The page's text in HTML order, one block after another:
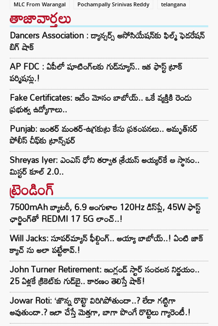
MLC From Warangal
Pochampally Srinivas Reddy telangana
తాజావార్తలు
Dancers Association : డ్యాన్సర్స్ అసోసియేషన్‌కు ఫిల్మ్ ఫెడరేషన్
బిగ్ షాక్
AP FDC : ఏపీలో షూటింగ్‌లకు గుడ్‌న్యూస్.. ఇక ఫాస్ట్ ట్రాక్
పర్మిషన్లు.!
Fake Certificates: ఇదేం మోసం బాబోయ్.. ఒకే వ్యక్తికి రెండు
ప్రభుత్వ ఉద్యోగాలు..
Punjab: జంతర్ మంతర్-ఉగ్రకుట్ర కేసు ప్రకంపనలు.. అమృత్‌సర్
పోలీస్ చీఫ్‌కు ట్రాన్స్‌ఫర్
Shreyas Iyer: ఎంఎస్ ధోని తర్వాత శ్రేయస్ అయ్యర్‌కే ఆ స్థానం..
మిస్టర్ కూల్ 2.0..
ట్రెండింగ్‌
7500mAh బ్యాటరీ, 6.9 అంగుళాల 120Hz డిస్‌ప్లే, 45W ఫాస్ట్
ఛార్జింగ్‌తో REDMI 17 5G లాంచ్..!
Will Jacks: సూపర్‌మ్యాన్ ఫీల్డింగ్.. అయ్యా బాబోయ్..! ఏంటి జాక్
క్యాచ్ ను అలా పట్టేశావ్.!
John Turner Retirement: ఇంగ్లండ్ స్టార్ సంచలన నిర్ణయం..
25 ఏళ్లకే క్రికెట్‌కు గుడ్‌బై.. కారణం తెలిస్తే షాక్!
Jowar Roti: ‘జొన్న రొట్టె’ విరిగిపోతుందా..? లేదా గట్టిగా
అవుతుందా.? ఇలా చేస్తే మెత్తగా, బాగా పొంగే రొట్టెలు గ్యారెంటీ.!